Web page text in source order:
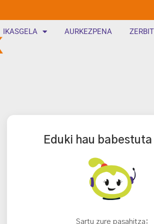
IKASGELA AURKEZPENA
Eduki hau babestuta
Sartu zure pasahitza: